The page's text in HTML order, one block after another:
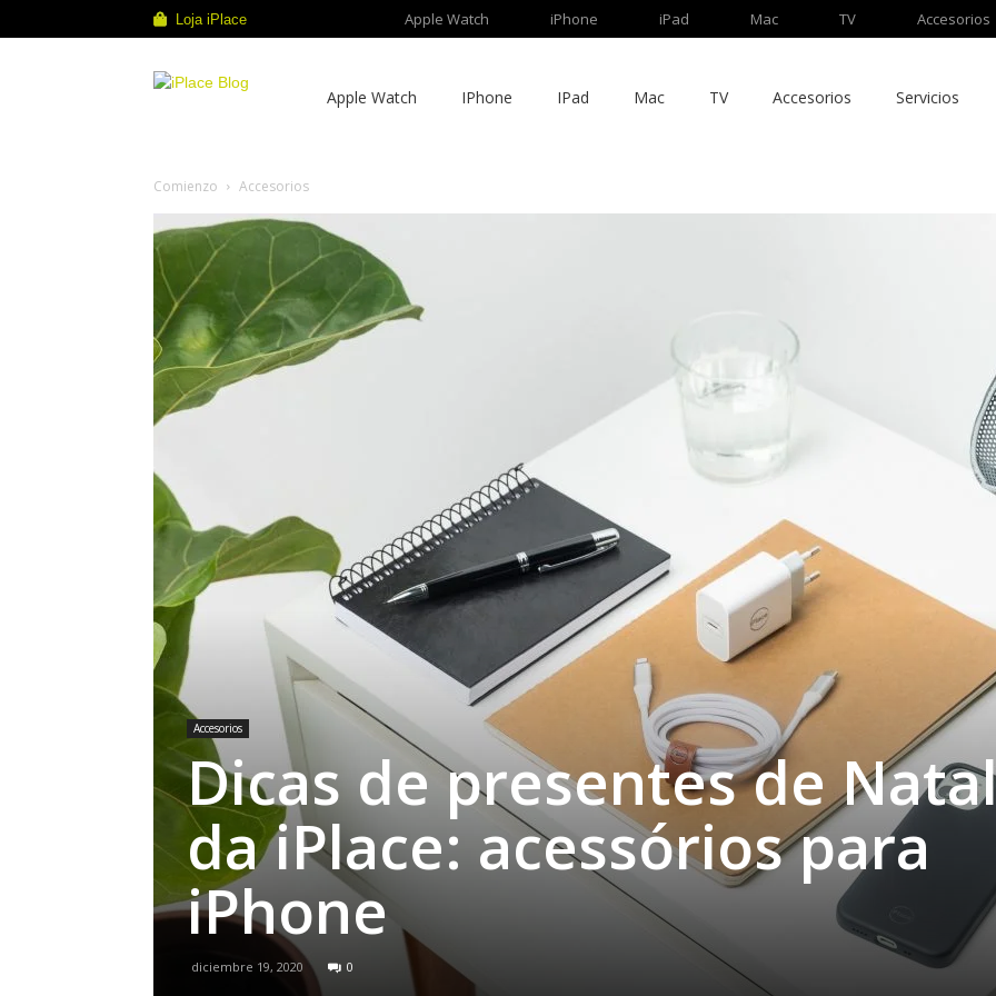
Loja iPlace Apple Watch iPhone iPad Mac TV Accesorios
Apple Watch IPhone IPad Mac TV Accesorios Servicios
Comienzo Accesorios
Accesorios
Dicas de presentes de
da iPlace: acessórios para
iPhone
diciembre 19, 2020 0